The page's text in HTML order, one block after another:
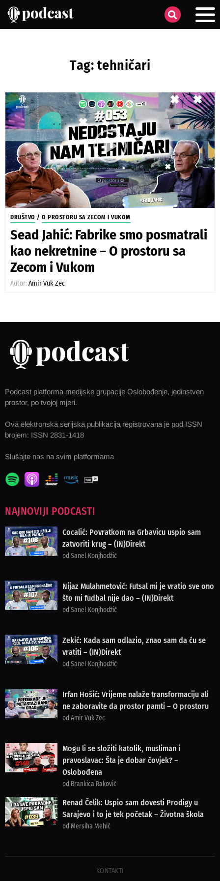
Tag: tehničari
DRUŠTVO / O PROSTORU SA ZECOM I VUKOM
Sead Jahić: Fabrike smo posmatrali
kao nekretnine – O prostoru sa
Zecom i Vukom
Autor: Amir Vuk Zec
Podcast platforma medijske grupacije Oslobođenje, jedinstven
prostor, po tvojoj mjeri.
Ova elektronska serijska publikacija registrovana je pod ISSN
brojem: ISSN 2831-1418
Slušajte nas na svim platformama
NAJNOVIJI PODCASTI
Cocalić: Povratkom na Grbavicu uspio sam
zatvoriti krug – (IN)Direkt
od Sanel Konjhodžić
Nijaz Mulahmetović: Futsal mi je vratio sve ono
što mi fudbal nije dao – (IN)Direkt
od Sanel Konjhodžić
Zekić: Kada sam odlazio, znao sam da ću se
vratiti – (IN)Direkt
od Sanel Konjhodžić
Irfan Hošić: Vrijeme nalaže transformaciju ali
ne zaboravite da prostor pamti – O prostoru
od Amir Vuk Zec
Mogu li se složiti katolik, musliman i
pravoslavac: Šta je dobar čovjek? –
Oslobođena
od Brankica Raković
Renad Čelik: Uspio sam dovesti Prodigy u
Sarajevo i to je tek početak – Životna škola
od Mersiha Mehić
KONTAKTI